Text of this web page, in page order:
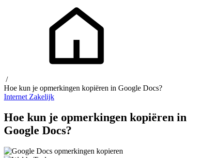
/
Hoe kun je opmerkingen kopiëren in Google Docs?
Internet Zakelijk
Hoe kun je opmerkingen kopiëren in
Google Docs?